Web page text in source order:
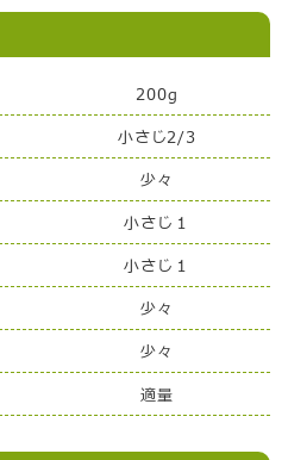
200g
小さじ2/3
少々
小さじ１
小さじ１
少々
少々
適量